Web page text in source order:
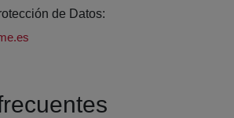
de Datos: